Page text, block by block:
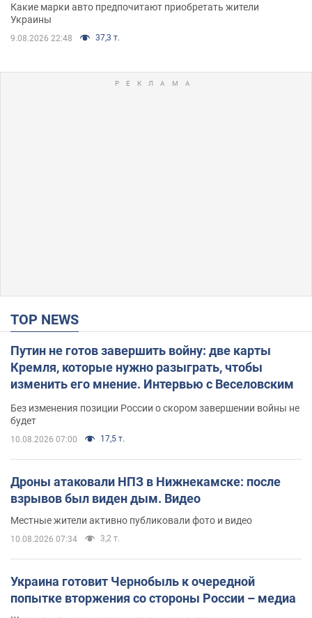
Какие марки авто предпочитают приобретать жители
Украины
9.08.2026 22:48 37,3 т.
TOP NEWS
Путин не готов завершить войну: две карты
Кремля, которые нужно разыграть, чтобы
изменить его мнение. Интервью с Веселовским
Без изменения позиции России о скором завершении войны не
будет
10.08.2026 07:00 17,5 т.
Дроны атаковали НПЗ в Нижнекамске: после
взрывов был виден дым. Видео
Местные жители активно публиковали фото и видео
10.08.2026 07:34 3,2 т.
Украина готовит Чернобыль к очередной
попытке вторжения со стороны России – медиа